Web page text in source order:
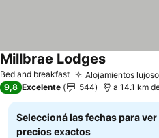
Bed and breakfast Alojamientos
Millbrae Lodges
9,8 Excelente 544 a 14.1 km
Seleccioná las fechas para
precios exactos